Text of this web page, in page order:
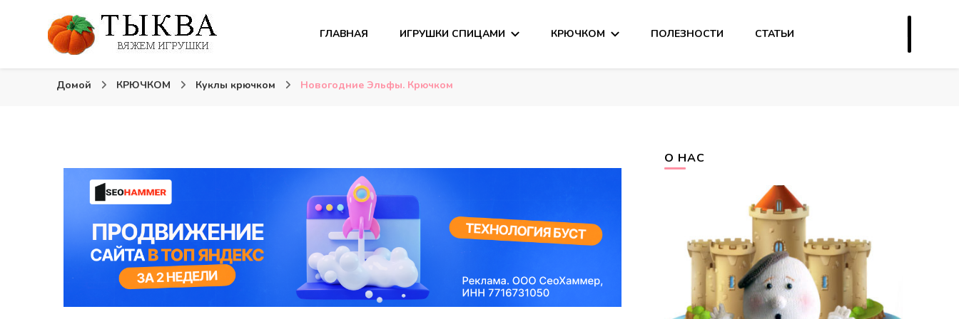
Тыква: Вяжем игрушки
ГЛАВНАЯ ИГРУШКИ СПИЦАМИ КРЮЧКОМ ПОЛЕЗНОСТИ СТАТЬИ
Домой КРЮЧКОМ Куклы крючком Новогодние Эльфы. Крючком
О НАС